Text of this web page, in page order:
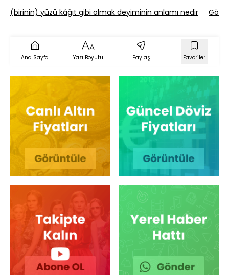
(birinin) yüzü kâğıt gibi olmak deyiminin anlamı nedir Göz
Ana Sayfa Yazı Boyutu Paylaş Favoriler